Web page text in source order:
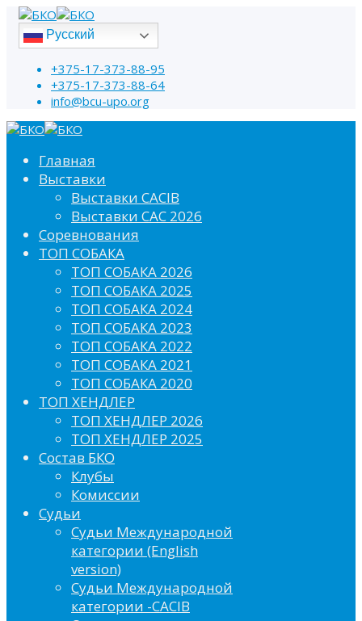
Русский
+375-17-373-88-95
+375-17-373-88-64
info@bcu-upo.org
Главная
Выставки
Выставки CACIB
Выставки САС 2026
Соревнования
ТОП СОБАКА
ТОП СОБАКА 2026
ТОП СОБАКА 2025
ТОП СОБАКА 2024
ТОП СОБАКА 2023
ТОП СОБАКА 2022
ТОП СОБАКА 2021
ТОП СОБАКА 2020
ТОП ХЕНДЛЕР
ТОП ХЕНДЛЕР 2026
ТОП ХЕНДЛЕР 2025
Состав БКО
Клубы
Комиссии
Судьи
Судьи Международной
категории (English
version)
Судьи Международной
категории -CACIB